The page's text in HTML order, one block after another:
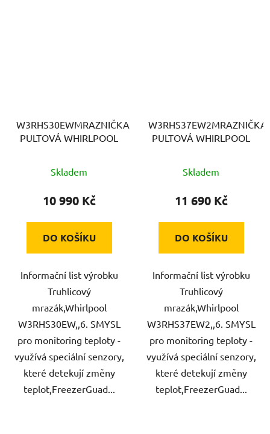
W3RHS30EWMRAZNIČKA
PULTOVÁ WHIRLPOOL
Skladem
10 990 Kč
DO KOŠÍKU
Informační list výrobku
Truhlicový
mrazák,Whirlpool
W3RHS30EW,,6. SMYSL
pro monitoring teploty -
využívá speciální senzory,
které detekují změny
teplot,FreezerGuad...
W3RHS37EW2MRAZNIČKA
PULTOVÁ WHIRLPOOL
Skladem
11 690 Kč
DO KOŠÍKU
Informační list výrobku
Truhlicový
mrazák,Whirlpool
W3RHS37EW2,,6. SMYSL
pro monitoring teploty -
využívá speciální senzory,
které detekují změny
teplot,FreezerGuad...